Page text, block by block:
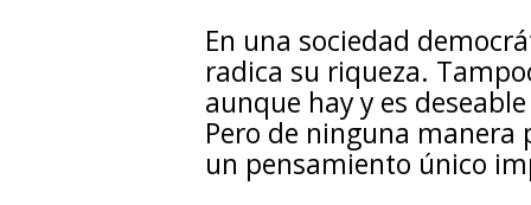
En una sociedad
radica su riqueza.
aunque hay y es
Pero de ninguna manera
un pensamiento único